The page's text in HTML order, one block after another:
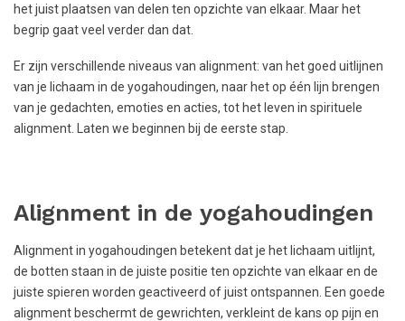
het juist plaatsen van delen ten opzichte van elkaar. Maar het
begrip gaat veel verder dan dat.
Er zijn verschillende niveaus van alignment: van het goed uitlijnen
van je lichaam in de yogahoudingen, naar het op één lijn brengen
van je gedachten, emoties en acties, tot het leven in spirituele
alignment. Laten we beginnen bij de eerste stap.
Alignment in de yogahoudingen
Alignment in yogahoudingen betekent dat je het lichaam uitlijnt,
de botten staan in de juiste positie ten opzichte van elkaar en de
juiste spieren worden geactiveerd of juist ontspannen. Een goede
alignment beschermt de gewrichten, verkleint de kans op pijn en